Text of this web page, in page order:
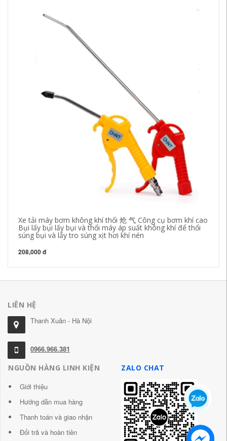
Xe tải máy bơm không khí thổi 炝 气 Công cụ bơm khí cao
Bụi lấy bụi lấy bụi và thổi máy áp suất không khí để thổi
súng bụi và lấy tro súng xịt hơi khí nén
208,000 đ
LIÊN HỆ
Thanh Xuân - Hà Nội
0966.966.381
NGUỒN HÀNG LINH KIỆN
Giới thiệu
Hướng dẫn mua hàng
Thanh toán và giao nhận
Đổi trả và hoàn tiền
ZALO CHAT